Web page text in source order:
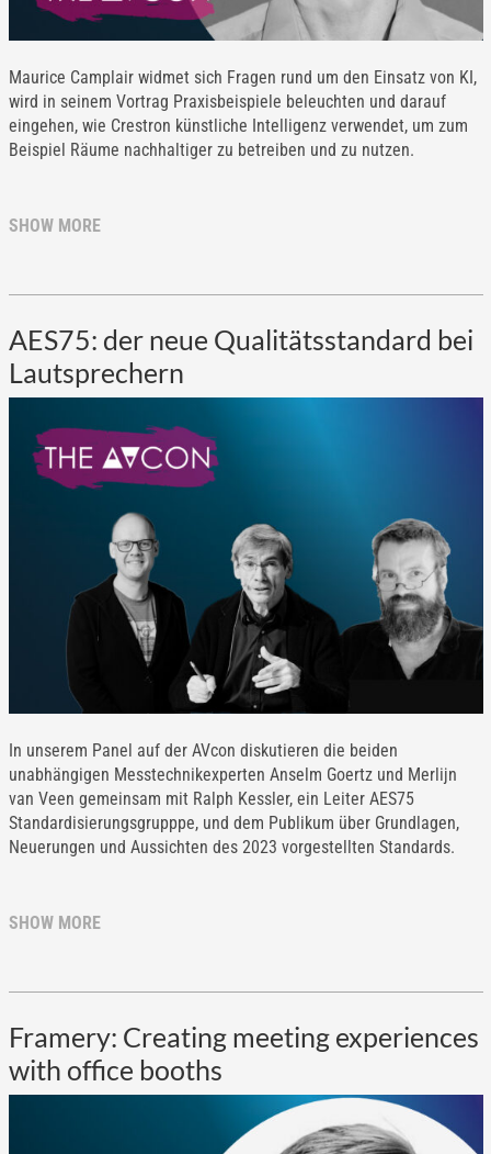
Maurice Camplair widmet sich Fragen rund um den Einsatz von KI,
wird in seinem Vortrag Praxisbeispiele beleuchten und darauf
eingehen, wie Crestron künstliche Intelligenz verwendet, um zum
Beispiel Räume nachhaltiger zu betreiben und zu nutzen.
SHOW MORE
AES75: der neue Qualitätsstandard bei
Lautsprechern
In unserem Panel auf der AVcon diskutieren die beiden
unabhängigen Messtechnikexperten Anselm Goertz und Merlijn
van Veen gemeinsam mit Ralph Kessler, ein Leiter AES75
Standardisierungsgrupppe, und dem Publikum über Grundlagen,
Neuerungen und Aussichten des 2023 vorgestellten Standards.
SHOW MORE
Framery: Creating meeting experiences
with office booths